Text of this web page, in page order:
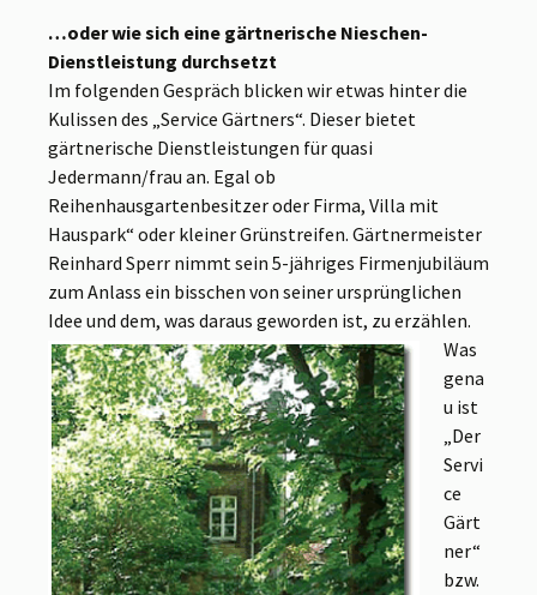
…oder wie sich eine gärtnerische Nieschen-
Dienstleistung durchsetzt
Im folgenden Gespräch blicken wir etwas hinter die
Kulissen des „Service Gärtners“. Dieser bietet
gärtnerische Dienstleistungen für quasi
Jedermann/frau an. Egal ob
Reihenhausgartenbesitzer oder Firma, Villa mit
Hauspark“ oder kleiner Grünstreifen. Gärtnermeister
Reinhard Sperr nimmt sein 5-jähriges Firmenjubiläum
zum Anlass ein bisschen von seiner ursprünglichen
Idee und dem, was daraus geworden ist, zu erzählen.
Was
gena
u ist
„Der
Servi
ce
Gärt
ner“
bzw.